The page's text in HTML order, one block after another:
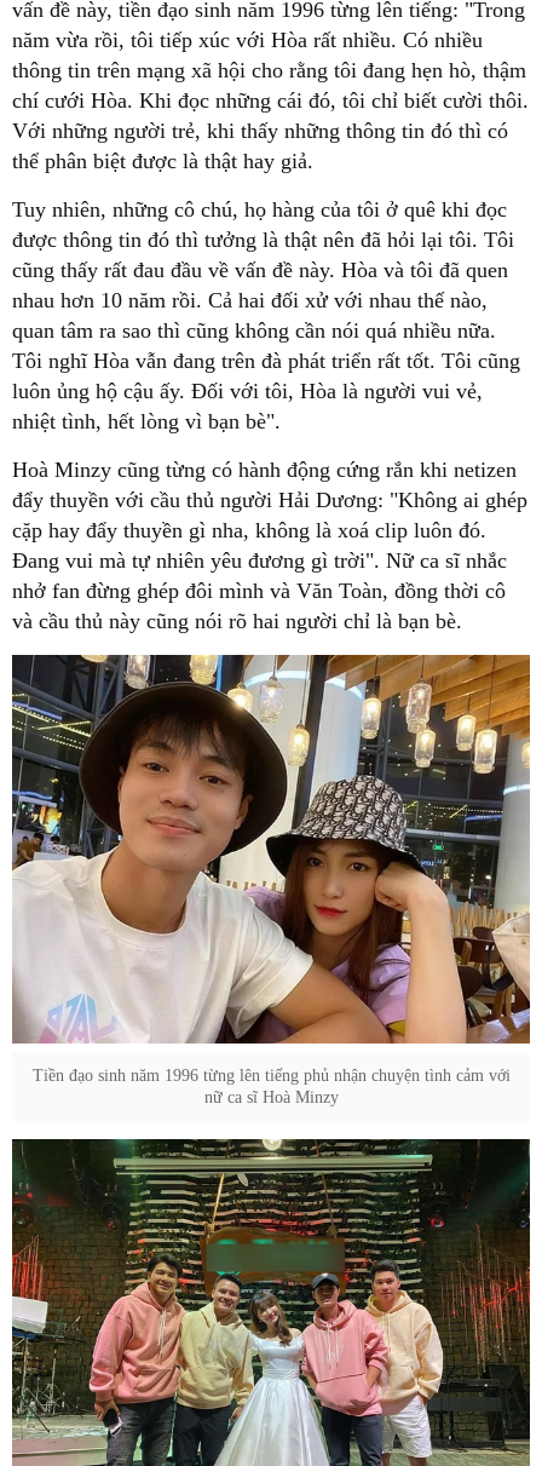
vấn đề này, tiền đạo sinh năm 1996 từng lên tiếng: "Trong
năm vừa rồi, tôi tiếp xúc với Hòa rất nhiều. Có nhiều
thông tin trên mạng xã hội cho rằng tôi đang hẹn hò, thậm
chí cưới Hòa. Khi đọc những cái đó, tôi chỉ biết cười thôi.
Với những người trẻ, khi thấy những thông tin đó thì có
thể phân biệt được là thật hay giả.
Tuy nhiên, những cô chú, họ hàng của tôi ở quê khi đọc
được thông tin đó thì tưởng là thật nên đã hỏi lại tôi. Tôi
cũng thấy rất đau đầu về vấn đề này. Hòa và tôi đã quen
nhau hơn 10 năm rồi. Cả hai đối xử với nhau thế nào,
quan tâm ra sao thì cũng không cần nói quá nhiều nữa.
Tôi nghĩ Hòa vẫn đang trên đà phát triển rất tốt. Tôi cũng
luôn ủng hộ cậu ấy. Đối với tôi, Hòa là người vui vẻ,
nhiệt tình, hết lòng vì bạn bè".
Hoà Minzy cũng từng có hành động cứng rắn khi netizen
đẩy thuyền với cầu thủ người Hải Dương: "Không ai ghép
cặp hay đẩy thuyền gì nha, không là xoá clip luôn đó.
Đang vui mà tự nhiên yêu đương gì trời". Nữ ca sĩ nhắc
nhở fan đừng ghép đôi mình và Văn Toàn, đồng thời cô
và cầu thủ này cũng nói rõ hai người chỉ là bạn bè.
Tiền đạo sinh năm 1996 từng lên tiếng phủ nhận chuyện tình cảm với
nữ ca sĩ Hoà Minzy